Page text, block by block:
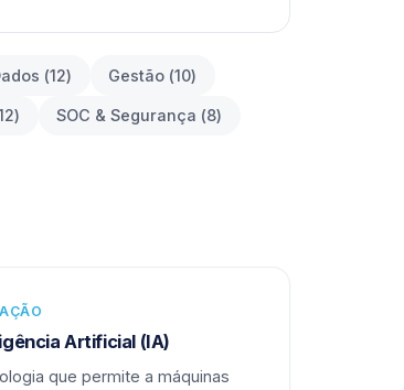
(12) Gestão (10)
) SOC & Segurança (8)
Artificial (IA)
que permite a máquinas